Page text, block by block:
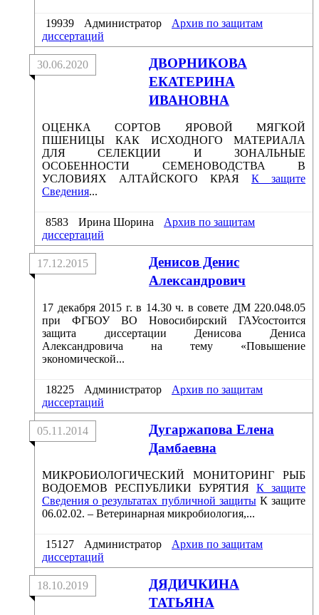
19939 Администратор
Архив по защитам
диссертаций
ДВОРНИКОВА
ЕКАТЕРИНА
ИВАНОВНА
30.06.2020
ОЦЕНКА СОРТОВ ЯРОВОЙ МЯГКОЙ
ПШЕНИЦЫ КАК ИСХОДНОГО МАТЕРИАЛА
ДЛЯ СЕЛЕКЦИИ И ЗОНАЛЬНЫЕ
ОСОБЕННОСТИ СЕМЕНОВОДСТВА В
УСЛОВИЯХ АЛТАЙСКОГО КРАЯ К защите
Сведения...
8583 Ирина Шорина
Архив по защитам
диссертаций
Денисов Денис
Александрович
17.12.2015
17 декабря 2015 г. в 14.30 ч. в совете ДМ 220.048.05
при ФГБОУ ВО Новосибирский ГАУсостоится
защита диссертации Денисова Дениса
Александровича на тему «Повышение
экономической...
18225 Администратор
Архив по защитам
диссертаций
Дугаржапова Елена
Дамбаевна
05.11.2014
МИКРОБИОЛОГИЧЕСКИЙ МОНИТОРИНГ РЫБ
ВОДОЕМОВ РЕСПУБЛИКИ БУРЯТИЯ К защите
Сведения о результатах публичной защиты К защите
06.02.02. – Ветеринарная микробиология,...
15127 Администратор
Архив по защитам
диссертаций
ДЯДИЧКИНА
ТАТЬЯНА
18.10.2019